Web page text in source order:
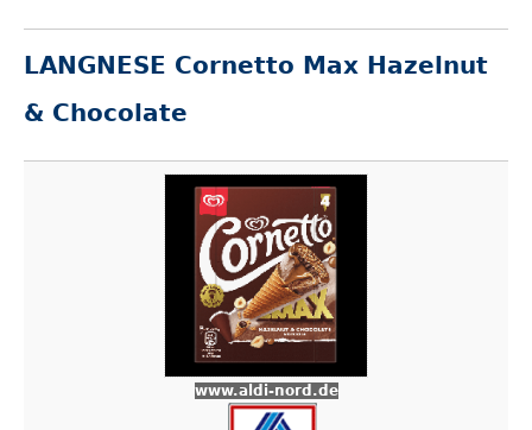
LANGNESE Cornetto Max Hazelnut
& Chocolate
www.aldi-nord.de